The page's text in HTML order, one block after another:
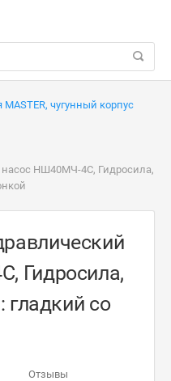
чугунный корпус
НШ40МЧ-4C, Гидросила,
Гидросила,
гладкий со
Отзывы